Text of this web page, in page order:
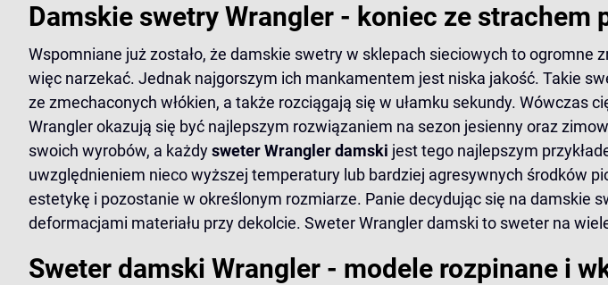
Damskie swetry Wrangler - koniec ze strachem
Wspomniane już zostało, że damskie swetry w sklepach sieciowych to
więc narzekać. Jednak najgorszym ich mankamentem jest niska jakość. Takie
ze zmechaconych włókien, a także rozciągają się w ułamku sekundy.
Wrangler okazują się być najlepszym rozwiązaniem na sezon jesienny oraz
swoich wyrobów, a każdysweter Wrangler damski jest tego najlepszym
uwzględnieniem nieco wyższej temperatury lub bardziej agresywnych środków
estetykę i pozostanie w określonym rozmiarze. Panie decydując się na damskie
deformacjami materiału przy dekolcie. Sweter Wrangler damski to sweter na
Sweter damski Wrangler - modele rozpinane i